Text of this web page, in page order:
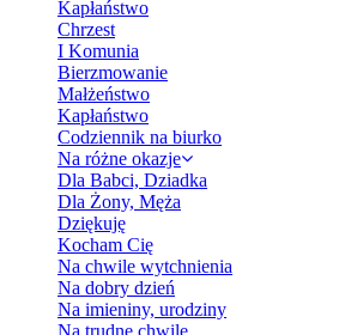
Kapłaństwo
Chrzest
I Komunia
Bierzmowanie
Małżeństwo
Kapłaństwo
Codziennik na biurko
Na różne okazje
Dla Babci, Dziadka
Dla Żony, Męża
Dziękuję
Kocham Cię
Na chwile wytchnienia
Na dobry dzień
Na imieniny, urodziny
Na trudne chwile